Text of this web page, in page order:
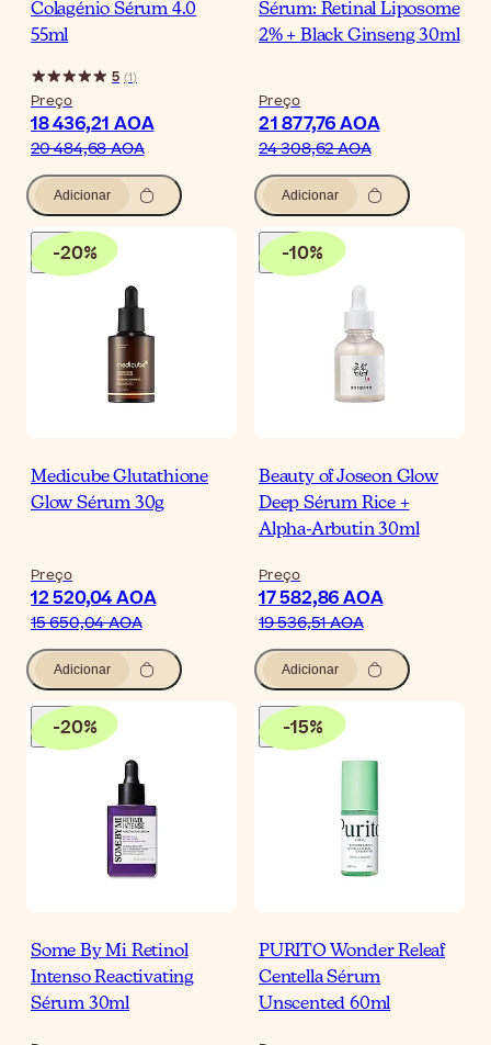
Colagénio Sérum 4.0
55ml
5 (1)
Preço
18 436,21 AOA
20 484,68 AOA
Adicionar
Sérum: Retinal Liposome
2% + Black Ginseng 30ml
Preço
21 877,76 AOA
24 308,62 AOA
Adicionar
-20%
Medicube Glutathione
Glow Sérum 30g
Preço
12 520,04 AOA
15 650,04 AOA
Adicionar
-10%
Beauty of Joseon Glow
Deep Sérum Rice +
Alpha-Arbutin 30ml
Preço
17 582,86 AOA
19 536,51 AOA
Adicionar
-20%
Some By Mi Retinol
Intenso Reactivating
Sérum 30ml
-15%
PURITO Wonder Releaf
Centella Sérum
Unscented 60ml